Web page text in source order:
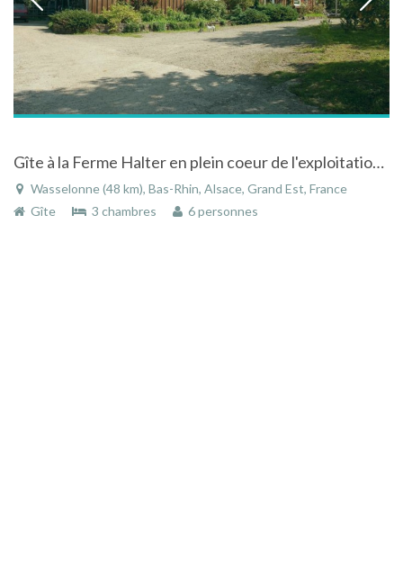
Gîte à la Ferme Halter en plein coeur de l'exploitation agricole
Wasselonne (48 km), Bas-Rhin, Alsace, Grand Est, France
Gîte
3 chambres 6 personnes